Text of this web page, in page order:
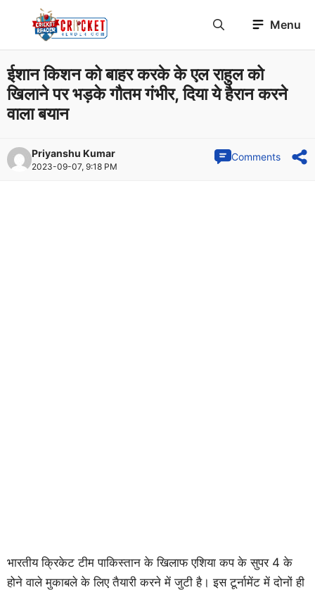
Menu
ईशान किशन को बाहर करके के एल राहुल को
खिलाने पर भड़के गौतम गंभीर, दिया ये हैरान करने
वाला बयान
Priyanshu Kumar
2023-09-07, 9:18 PM
Comments
भारतीय क्रिकेट टीम पाकिस्तान के खिलाफ एशिया कप के सुपर 4 के
होने वाले मुकाबले के लिए तैयारी करने में जुटी है। इस टूर्नामेंट में दोनों ही